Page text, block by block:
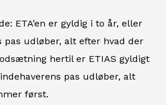
ETA’en er gyldig i to år, eller
pas udløber, alt efter hvad der
hertil er ETIAS gyldigt
pas udløber, alt
først.